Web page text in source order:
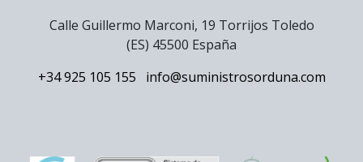
Calle Guillermo Marconi, 19 Torrijos Toledo
(ES) 45500 España
+34 925 105 155
info@suministrosorduna.com